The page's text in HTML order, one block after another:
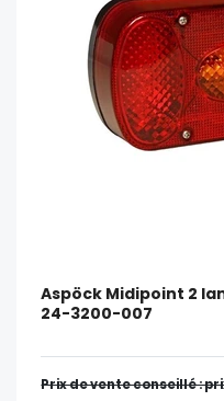
Aspöck Midipoint 2
24-3200-007
Prix ​​de vente conseillé :